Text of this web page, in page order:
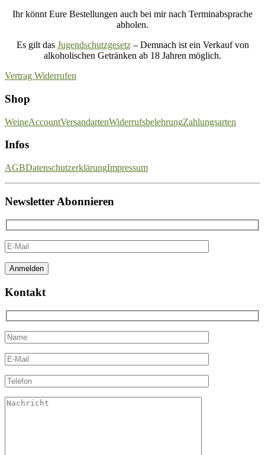
Ihr könnt Eure Bestellungen auch bei mir nach Terminabsprache
abholen.
Es gilt das Jugendschutzgesetz– Demnach ist ein Verkauf von
alkoholischen Getränken ab 18 Jahren möglich.
Vertrag Widerrufen
Shop
WeineAccountVersandartenWiderrufsbelehrungZahlungsarten
Infos
AGBDatenschutzerklärungImpressum
Newsletter Abonnieren
Kontakt